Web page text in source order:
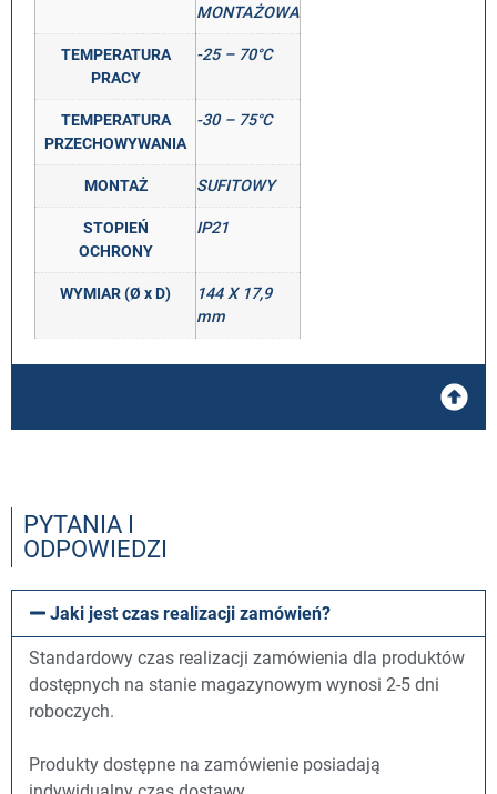
MONTAŻOWA
TEMPERATURA
PRACY
-25 – 70°C
TEMPERATURA
PRZECHOWYWANIA
-30 – 75°C
MONTAŻ SUFITOWY
STOPIEŃ
OCHRONY
IP21
WYMIAR (Ø x D)
144 X 17,9
mm
PYTANIA I
ODPOWIEDZI
Jaki jest czas realizacji zamówień?
Standardowy czas realizacji zamówienia dla produktów
dostępnych na stanie magazynowym wynosi 2-5 dni
roboczych.
Produkty dostępne na zamówienie posiadają